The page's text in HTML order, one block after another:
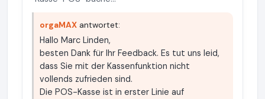
orgaMAX antwortet:
Hallo Marc Linden,
besten Dank für Ihr Feedback. Es tut uns leid,
dass Sie mit der Kassenfunktion nicht
vollends zufrieden sind.
Die POS-Kasse ist in erster Linie auf